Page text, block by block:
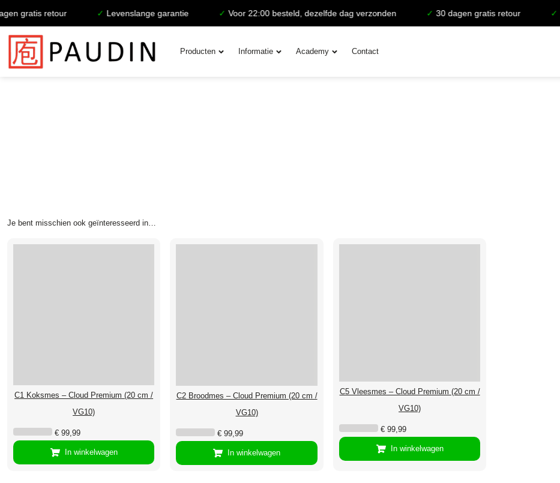
gratis retour Levenslange garantie Voor 22:00 besteld, dezelfde dag verzonden 30 dagen gratis retour
Producten Informatie Academy Contact
Je bent misschien ook geïnteresseerd in…
C1 Koksmes – Cloud Premium (20 cm /
VG10)
€ 99,99
In winkelwagen
C2 Broodmes – Cloud Premium (20 cm /
VG10)
€ 99,99
In winkelwagen
C5 Vleesmes – Cloud Premium (20 cm /
VG10)
€99,99
In winkelwagen